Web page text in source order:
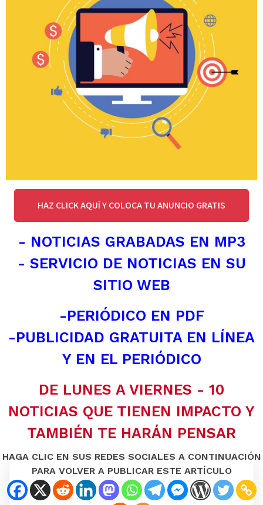
HAZ CLICK AQUÍ Y COLOCA TU ANUNCIO GRATIS
- NOTICIAS GRABADAS EN MP3
- SERVICIO DE NOTICIAS EN SU
SITIO WEB
-PERIÓDICO EN PDF
-PUBLICIDAD GRATUITA EN LÍNEA
Y EN EL PERIÓDICO
DE LUNES A VIERNES - 10
NOTICIAS QUE TIENEN IMPACTO Y
TAMBIÉN TE HARÁN PENSAR
HAGA CLIC EN SUS REDES SOCIALES A CONTINUACIÓN
PARA VOLVER A PUBLICAR ESTE ARTÍCULO